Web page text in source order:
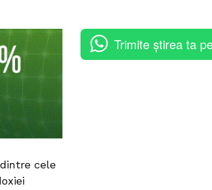
cele
Trimite știrea ta